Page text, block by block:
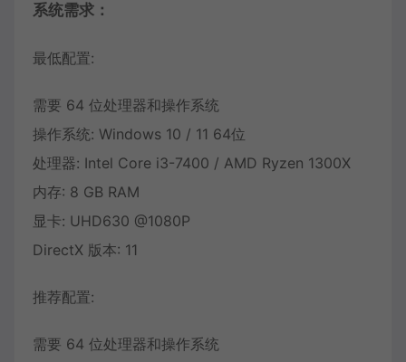
系统需求：
最低配置:
需要 64 位处理器和操作系统
操作系统: Windows 10 / 11 64位
处理器: Intel Core i3-7400 / AMD Ryzen 1300X
内存: 8 GB RAM
显卡: UHD630 @1080P
DirectX 版本: 11
推荐配置:
需要 64 位处理器和操作系统